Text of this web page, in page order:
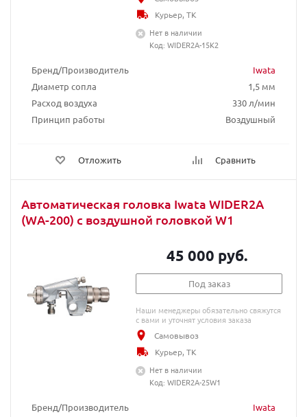
Бренд/Производитель
Iwata
Диаметр сопла
1,5 мм
Расход воздуха
330 л/мин
Принцип работы
Воздушный
Отложить Сравнить
Курьер, ТК
Нет в наличии
Код: WIDER2A-15K2
Автоматическая головка Iwata WIDER2A
(WA-200) с воздушной головкой W1
Бренд/Производитель
Iwata
45 000 руб.
Под заказ
Наши менеджеры обязательно свяжутся
с вами и уточнят условия заказа
Самовывоз
Курьер, ТК
Нет в наличии
Код: WIDER2A-25W1